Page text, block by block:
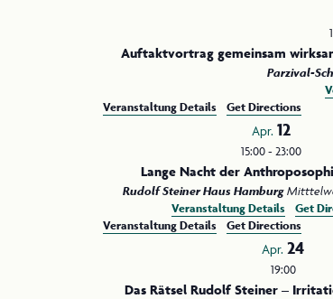
Auftaktvortrag gemeinsam
Parzival-
Veranstaltung Details
Get Directions
Apr. 12
15:00- 23:00
Lange Nacht der
Rudolf Steiner Haus Hamburg
Veranstaltung Details
Get
Veranstaltung Details
Get Directions
Apr. 24
19:00
Das Rätsel Rudolf Steiner –